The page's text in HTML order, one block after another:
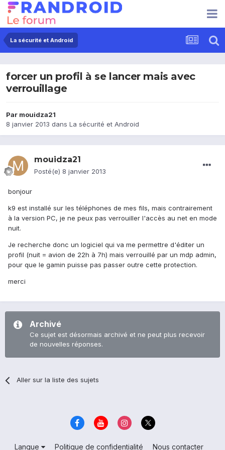
La sécurité et Android
forcer un profil à se lancer mais avec
verrouillage
Par mouidza21
8 janvier 2013 dans La sécurité et Android
mouidza21
Posté(e) 8 janvier 2013
bonjour
k9 est installé sur les téléphones de mes fils, mais contrairement
à la version PC, je ne peux pas verrouiller l'accès au net en mode
nuit.
Je recherche donc un logiciel qui va me permettre d'éditer un
profil (nuit = avion de 22h à 7h) mais verrouillé par un mdp admin,
pour que le gamin puisse pas passer outre cette protection.
merci
Archivé
Ce sujet est désormais archivé et ne peut plus recevoir
de nouvelles réponses.
Aller sur la liste des sujets
Langue Politique de confidentialité Nous contacter